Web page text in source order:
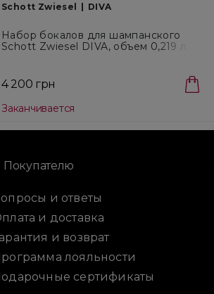
Schott Zwiesel DIVA
Набор бокалов для шампанского
Schott Zwiesel DIVA, объем 0,219 л, 6
4 200 грн
Заканчивается
Покупателю
и ответы
и доставка
и возврат
лояльности
сертификаты